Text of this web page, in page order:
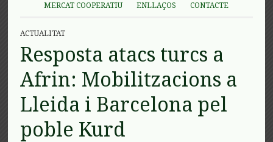
MERCAT COOPERATIU
ENLLAÇOS CONTACTE
ACTUALITAT
Resposta atacs turcs a
Afrin: Mobilitzacions a
Lleida i Barcelona pel
poble Kurd